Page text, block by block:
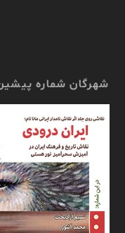
شهرگان شماره پیشین: